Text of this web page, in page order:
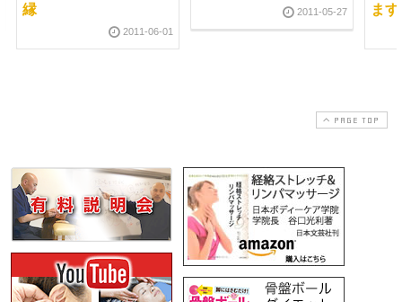
縁
2011-06-01
2011-05-27
ま
PAGE TOP